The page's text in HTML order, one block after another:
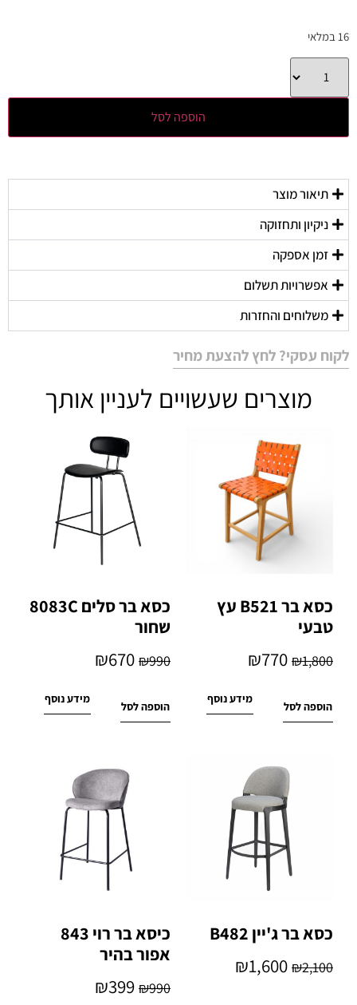
16 במלאי
הוספה לסל
תיאור מוצר
ניקיון ותחזוקה
זמן אספקה
אפשרויות תשלום
משלוחים והחזרות
לקוח עסקי? לחץ להצעת מחיר
מוצרים שעשויים לעניין אותך
כסא בר B521 עץ
טבעי
₪1,800
₪770
הוספה לסל
מידע נוסף
כסא בר סלים 8083C
שחור
₪990
₪670
הוספה לסל
מידע נוסף
כסא בר ג'יין B482
₪2,100
₪1,600
כיסא בר רוי 843
אפור בהיר
₪990
₪399